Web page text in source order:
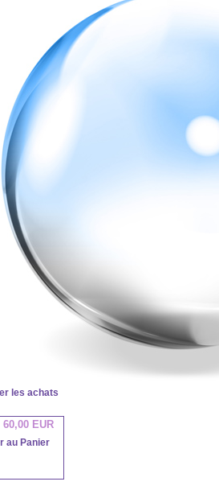
les achats
60,00 EUR
au Panier